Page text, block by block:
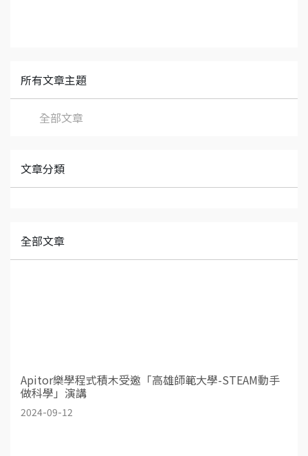
所有文章主題
全部文章
文章分類
全部文章
Apitor樂學程式積木受邀「高雄師範大學-STEAM動手
做科學」演講
2024-09-12